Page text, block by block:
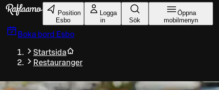
Gå till huvudinnehållet
Position
Esbo
Logga
in
Sök
Öppna
mobilmenyn
Boka bord Esbo
Startsida
Restauranger